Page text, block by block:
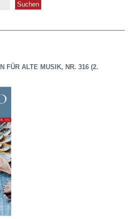
FÜR ALTE MUSIK, NR. 316 (2.